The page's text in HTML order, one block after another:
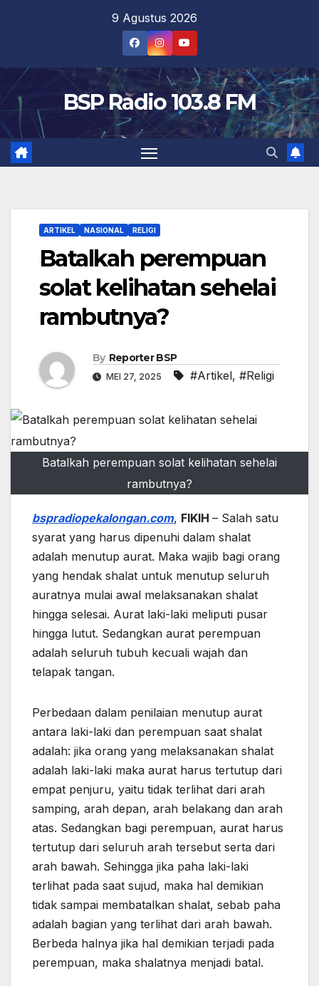
9 Agustus 2026
BSP Radio 103.8 FM
ARTIKEL NASIONAL RELIGI
Batalkah perempuan
solat kelihatan sehelai
rambutnya?
By Reporter BSP
MEI 27, 2025 #Artikel, #Religi
Batalkah perempuan solat kelihatan sehelai
rambutnya?
bspradiopekalongan.com, FIKIH – Salah satu
syarat yang harus dipenuhi dalam shalat
adalah menutup aurat. Maka wajib bagi orang
yang hendak shalat untuk menutup seluruh
auratnya mulai awal melaksanakan shalat
hingga selesai. Aurat laki-laki meliputi pusar
hingga lutut. Sedangkan aurat perempuan
adalah seluruh tubuh kecuali wajah dan
telapak tangan.
Perbedaan dalam penilaian menutup aurat
antara laki-laki dan perempuan saat shalat
adalah: jika orang yang melaksanakan shalat
adalah laki-laki maka aurat harus tertutup dari
empat penjuru, yaitu tidak terlihat dari arah
samping, arah depan, arah belakang dan arah
atas. Sedangkan bagi perempuan, aurat harus
tertutup dari seluruh arah tersebut serta dari
arah bawah. Sehingga jika paha laki-laki
terlihat pada saat sujud, maka hal demikian
tidak sampai membatalkan shalat, sebab paha
adalah bagian yang terlihat dari arah bawah.
Berbeda halnya jika hal demikian terjadi pada
perempuan, maka shalatnya menjadi batal.